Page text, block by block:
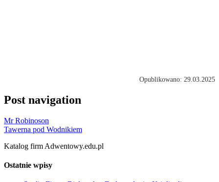
Opublikowano: 29.03.2025
Post navigation
Mr Robinoson
Tawerna pod Wodnikiem
Katalog firm Adwentowy.edu.pl
Ostatnie wpisy